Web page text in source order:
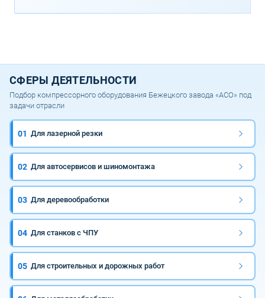
СФЕРЫ ДЕЯТЕЛЬНОСТИ
Подбор компрессорного оборудования Бежецкого завода «АСО» под
задачи отрасли
01 Для лазерной резки
02 Для автосервисов и шиномонтажа
03 Для деревообработки
04 Для станков с ЧПУ
05 Для строительных и дорожных работ